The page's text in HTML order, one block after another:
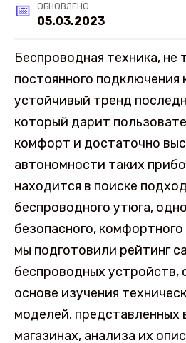
ОБНОВЛЕНО
05.03.2023
Беспроводная техника, не
постоянного подключения
устойчивый тренд
который дарит
комфорт и достаточно
автономности таких
находится в поиске
беспроводного утюга,
безопасного,
мы подготовили рейтинг
беспроводных устройств,
основе изучения
моделей, представленных
магазинах, анализа их